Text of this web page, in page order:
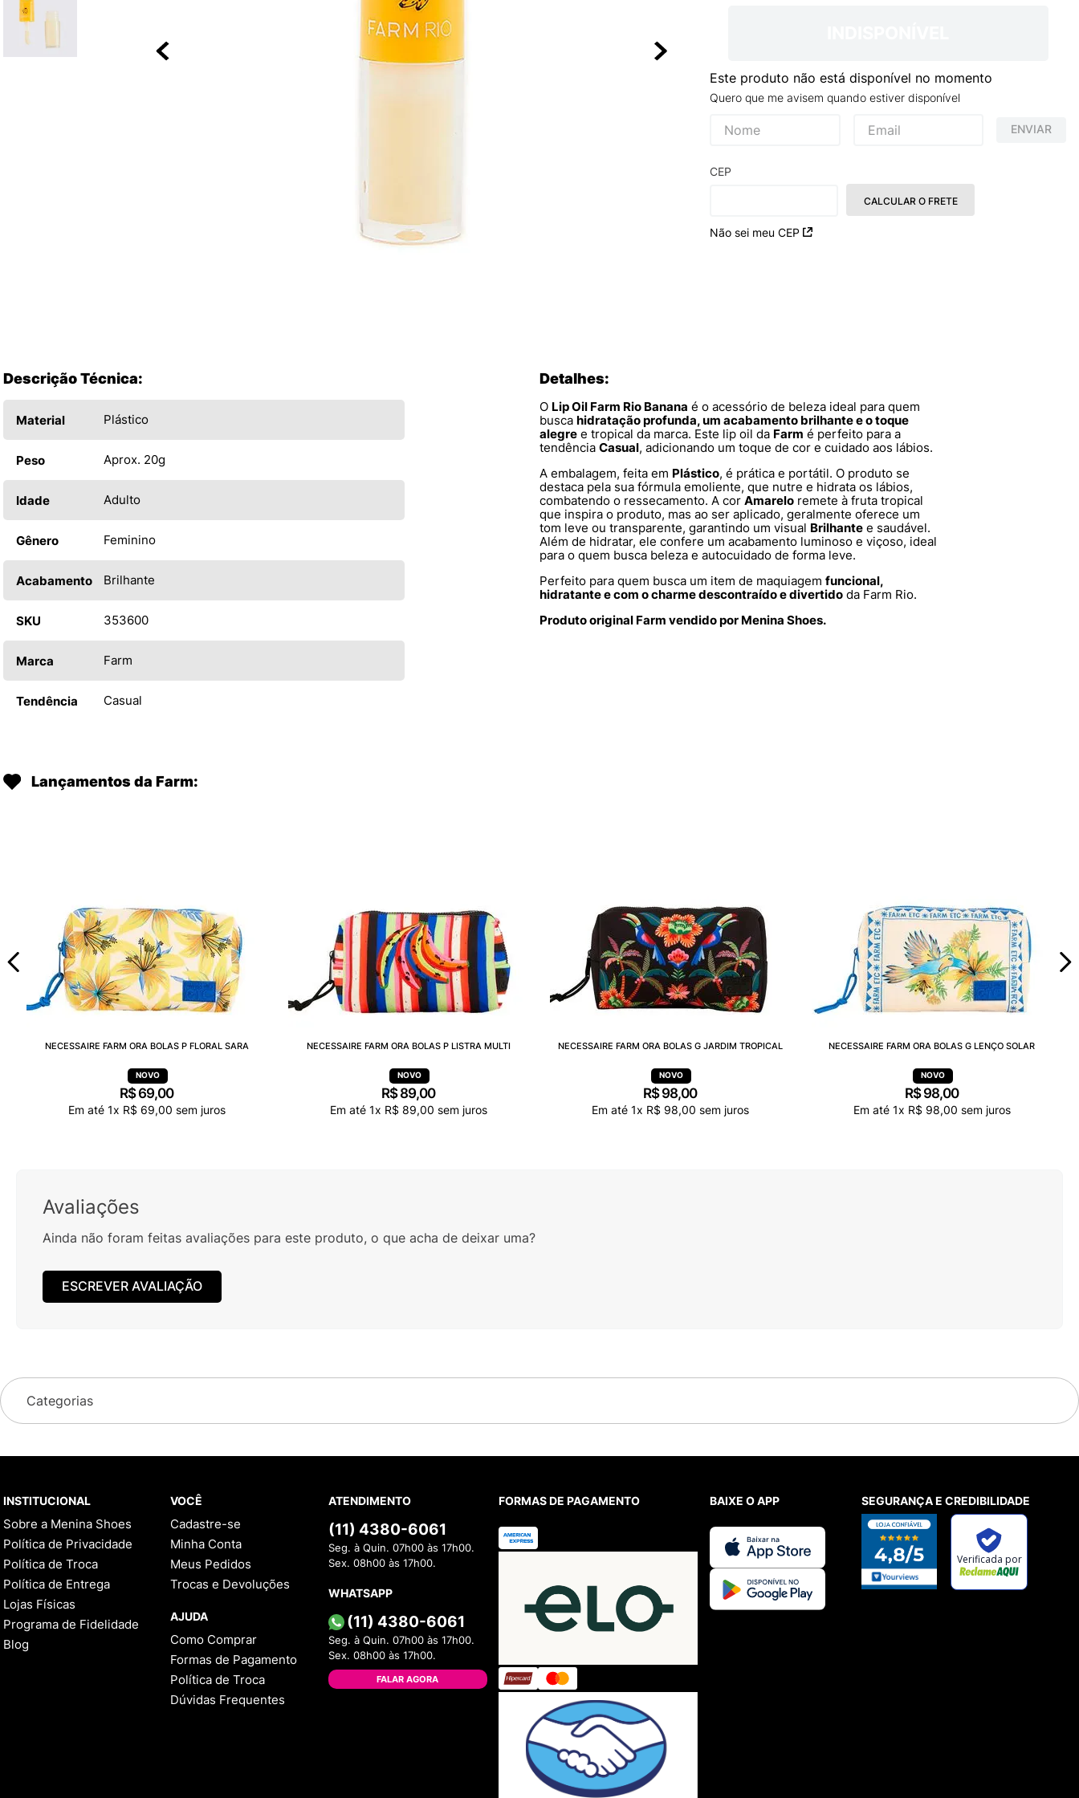
Este produto não está disponível no momento
Quero que me avisem quando estiver disponível
ENVIAR
CEP
Não sei meu CEP
CALCULAR O FRETE
Descrição Técnica:
Material Plástico
Peso Aprox. 20g
Idade Adulto
Gênero Feminino
Acabamento Brilhante
SKU 353600
Marca Farm
Tendência Casual
Detalhes:
O Lip Oil Farm Rio Banana é o acessório de beleza ideal para quem
busca hidratação profunda, um acabamento brilhante e o toque
alegre e tropical da marca. Este lip oil da Farm é perfeito para a
tendência Casual, adicionando um toque de cor e cuidado aos lábios.
A embalagem, feita em Plástico, é prática e portátil. O produto se
destaca pela sua fórmula emoliente, que nutre e hidrata os lábios,
combatendo o ressecamento. A cor Amarelo remete à fruta tropical
que inspira o produto, mas ao ser aplicado, geralmente oferece um
tom leve ou transparente, garantindo um visual Brilhante e saudável.
Além de hidratar, ele confere um acabamento luminoso e viçoso, ideal
para o quem busca beleza e autocuidado de forma leve.
Perfeito para quem busca um item de maquiagem funcional,
hidratante e com o charme descontraído e divertido da Farm Rio.
Produto original Farm vendido por Menina Shoes.
Lançamentos da Farm:
NECESSAIRE FARM ORA BOLAS P FLORAL SARA
R$69,00
Em até 1x R$ 69,00 sem juros
NECESSAIRE FARM ORA BOLAS P LISTRA MULTI
R$89,00
Em até 1x R$ 89,00 sem juros
NECESSAIRE FARM ORA BOLAS G JARDIM TROPICAL
R$98,00
Em até 1x R$ 98,00 sem juros
NECESSAIRE FARM ORA BOLAS G LENÇO SOLAR
R$98,00
Em até 1x R$ 98,00 sem juros
Avaliações
Ainda não foram feitas avaliações para este produto, o que acha de deixar uma?
ESCREVER AVALIAÇÃO
Categorias
INSTITUCIONAL
Sobre a Menina Shoes
Política de Privacidade
Política de Troca
Política de Entrega
Lojas Físicas
Programa de Fidelidade
Blog
VOCÊ
Cadastre-se
Minha Conta
Meus Pedidos
Trocas e Devoluções
AJUDA
Como Comprar
Formas de Pagamento
Política de Troca
Dúvidas Frequentes
ATENDIMENTO
(11) 4380-6061
Seg. à Quin. 07h00 às 17h00.
Sex. 08h00 às 17h00.
WHATSAPP
(11) 4380-6061
Seg. à Quin. 07h00 às 17h00.
Sex. 08h00 às 17h00.
FALAR AGORA
FORMAS DE PAGAMENTO BAIXE O APP SEGURANÇA E CREDIBILIDADE